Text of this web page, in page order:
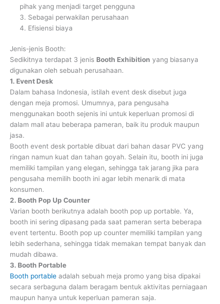
pihak yang menjadi target pengguna
3. Sebagai perwakilan perusahaan
4. Efisiensi biaya
Jenis-jenis Booth:
Sedikitnya terdapat 3 jenis Booth Exhibition yang biasanya
digunakan oleh sebuah perusahaan.
1. Event Desk
Dalam bahasa Indonesia, istilah event desk disebut juga
dengan meja promosi. Umumnya, para pengusaha
menggunakan booth sejenis ini untuk keperluan promosi di
dalam mall atau beberapa pameran, baik itu produk maupun
jasa.
Booth event desk portable dibuat dari bahan dasar PVC yang
ringan namun kuat dan tahan goyah. Selain itu, booth ini juga
memiliki tampilan yang elegan, sehingga tak jarang jika para
pengusaha memilih booth ini agar lebih menarik di mata
konsumen.
2. Booth Pop Up Counter
Varian booth berikutnya adalah booth pop up portable. Ya,
booth ini sering dipasang pada saat pameran serta beberapa
event tertentu. Booth pop up counter memiliki tampilan yang
lebih sederhana, sehingga tidak memakan tempat banyak dan
mudah dibawa.
3. Booth Portable
Booth portable adalah sebuah meja promo yang bisa dipakai
secara serbaguna dalam beragam bentuk aktivitas perniagaan
maupun hanya untuk keperluan pameran saja.